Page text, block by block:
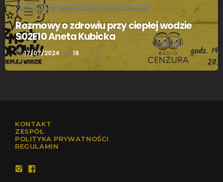
ROZMOWY O ZDROWIU PRZY CIEPŁEJ WODZIE
Rozmowy o zdrowiu przy ciepłej wodzie
S02E10 Aneta Kubicka
today 17/07/2024 16
KONTAKT
ZESPÓŁ
POLITYKA PRYWATNOŚCI
REGULAMIN